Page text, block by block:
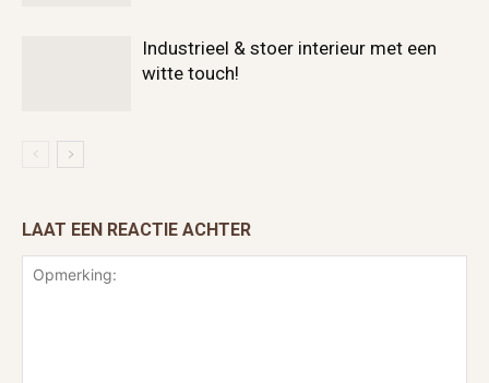
Industrieel & stoer interieur met een
witte touch!
LAAT EEN REACTIE ACHTER